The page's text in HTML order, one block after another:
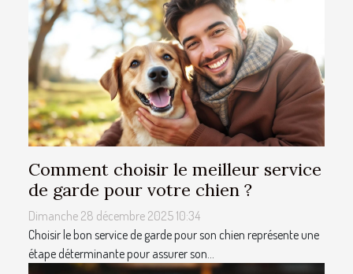
Comment choisir le meilleur service
de garde pour votre chien ?
Dimanche 28 décembre 2025 10:34
Choisir le bon service de garde pour son chien représente une
étape déterminante pour assurer son...